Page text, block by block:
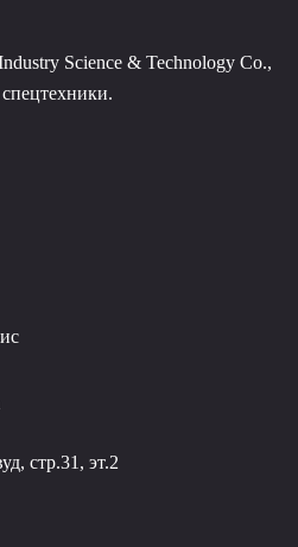
Science & Technology Co.,
стр.31, эт.2